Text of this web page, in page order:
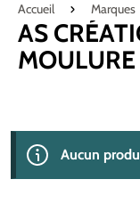
Accueil Marques
AS
MOULURE
Aucun